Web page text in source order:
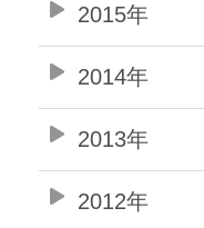
2015年
2014年
2013年
2012年